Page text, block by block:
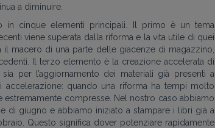
a diminuire.
in cinque elementi principali. Il primo è un tema
viene superata dalla riforma e la vita utile di quei
macero di una parte delle giacenze di magazzino,
Il terzo elemento è la creazione accelerata di
per l’aggiornamento dei materiali già presenti a
quando una riforma ha tempi molto
compresse. Nel nostro caso abbiamo
di giugno e abbiamo iniziato a stampare i libri già a
Questo significa dover potenziare rapidamente